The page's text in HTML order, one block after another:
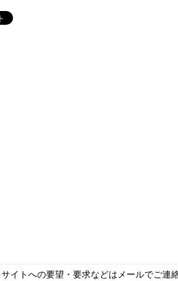
トへの要望・要求などはメールでご連